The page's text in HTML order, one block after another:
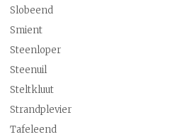
Slobeend
Smient
Steenloper
Steenuil
Steltkluut
Strandplevier
Tafeleend